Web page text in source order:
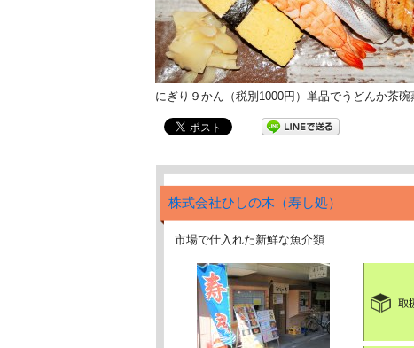
にぎり９かん（税別1000円）単品でうどんか茶碗
株式会社ひしの木（寿し処）
市場で仕入れた新鮮な魚介類